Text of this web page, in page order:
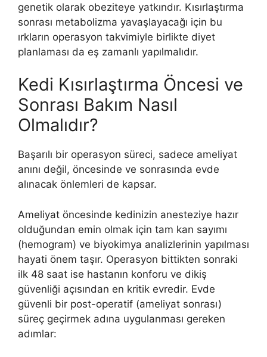
genetik olarak obeziteye yatkındır. Kısırlaştırma
sonrası metabolizma yavaşlayacağı için bu
ırkların operasyon takvimiyle birlikte diyet
planlaması da eş zamanlı yapılmalıdır.
Kedi Kısırlaştırma Öncesi ve
Sonrası Bakım Nasıl
Olmalıdır?
Başarılı bir operasyon süreci, sadece ameliyat
anını değil, öncesinde ve sonrasında evde
alınacak önlemleri de kapsar.
Ameliyat öncesinde kedinizin anesteziye hazır
olduğundan emin olmak için tam kan sayımı
(hemogram) ve biyokimya analizlerinin yapılması
hayati önem taşır. Operasyon bittikten sonraki
ilk 48 saat ise hastanın konforu ve dikiş
güvenliği açısından en kritik evredir. Evde
güvenli bir post-operatif (ameliyat sonrası)
süreç geçirmek adına uygulanması gereken
adımlar: